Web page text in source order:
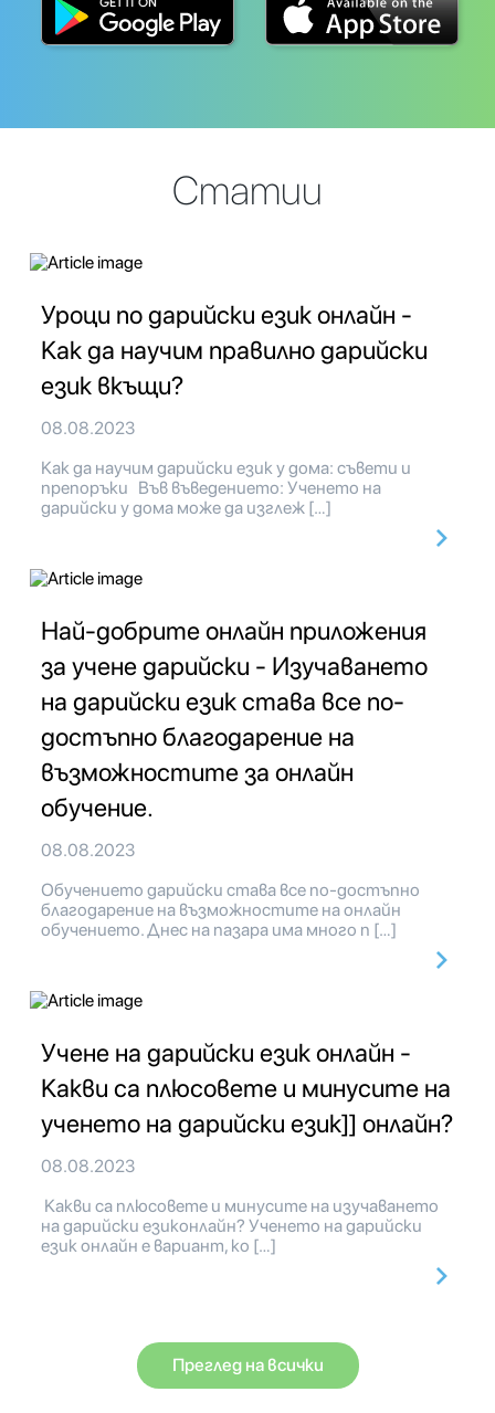
Статии
Уроци по дарийски език онлайн -
Как да научим правилно дарийски
език вкъщи?
08.08.2023
Как да научим дарийски език у дома: съвети и
препоръки Във въведението: Ученето на
дарийски у дома може да изглеж […]
Най-добрите онлайн приложения
за учене дарийски - Изучаването
на дарийски език става все по-
достъпно благодарение на
възможностите за онлайн
обучение.
08.08.2023
Обучението дарийски става все по-достъпно
благодарение на възможностите на онлайн
обучението. Днес на пазара има много п […]
Учене на дарийски език онлайн -
Какви са плюсовете и минусите на
ученето на дарийски език]] онлайн?
08.08.2023
Какви са плюсовете и минусите на изучаването
на дарийски езиконлайн? Ученето на дарийски
език онлайн е вариант, ко […]
Преглед на всички